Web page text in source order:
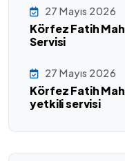
27 Mayıs 2026
Körfez Fatih
Servisi
27 Mayıs 2026
Körfez Fatih
yetkili servisi